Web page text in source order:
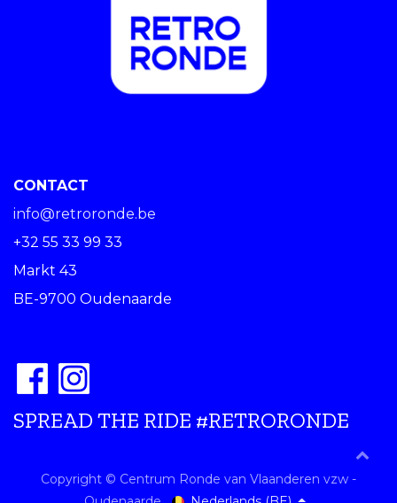
CONTACT
info@retroronde.be
+32 55 33 99 33
Markt 43
BE-9700 Oudenaarde
SPREAD THE RIDE #RETRORONDE
Copyright © Centrum Ronde van Vlaanderen vzw -